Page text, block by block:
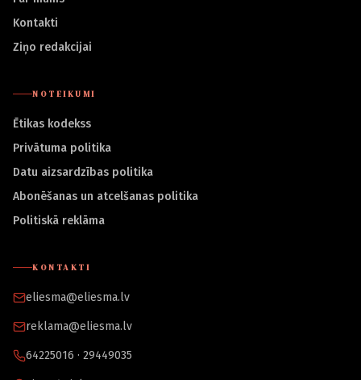
Kontakti
Ziņo redakcijai
NOTEIKUMI
Ētikas kodekss
Privātuma politika
Datu aizsardzības politika
Abonēšanas un atcelšanas politika
Politiskā reklāma
KONTAKTI
eliesma@eliesma.lv
reklama@eliesma.lv
64225016 · 29449035